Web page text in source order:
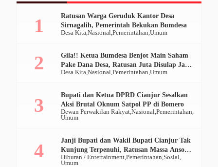
Desa Kita Nasional Pemerintahan Umum
Ratusan Warga Geruduk Kantor Desa
Sirnagalih, Pemerintah Bekukan Bumdesa
Desa Kita Nasional Pemerintahan Umum
Gila!! Ketua Bumdesa Benjot Main Saham
Pake Dana Desa, Ratusan Juta Disulap Jadi
Ratusan Ribu
Dewan Perwakilan Rakyat Nasional Pemerintahan
Umum
Bupati dan Ketua DPRD Cianjur Sesalkan
Aksi Brutal Oknum Satpol PP di Bomero
Hiburan / Entertainment Pemerintahan Sosial
Umum
Janji Bupati dan Wakil Bupati Cianjur Tak
Kunjung Terpenuhi, Ratusan Massa Ansor
Geruduk Pendopo